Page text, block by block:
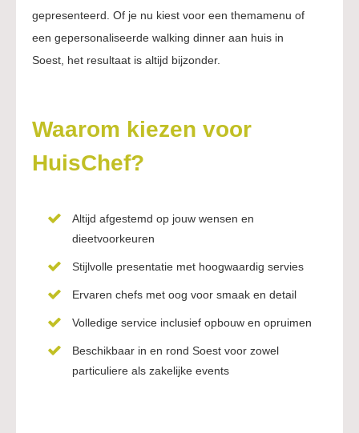
gepresenteerd. Of je nu kiest voor een themamenu of
een gepersonaliseerde walking dinner aan huis in
Soest, het resultaat is altijd bijzonder.
Waarom kiezen voor
HuisChef?
Altijd afgestemd op jouw wensen en
dieetvoorkeuren
Stijlvolle presentatie met hoogwaardig servies
Ervaren chefs met oog voor smaak en detail
Volledige service inclusief opbouw en opruimen
Beschikbaar in en rond Soest voor zowel
particuliere als zakelijke events